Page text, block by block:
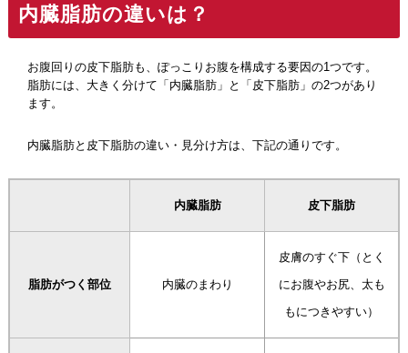
内臓脂肪の違いは？
お腹回りの皮下脂肪も、ぽっこりお腹を構成する要因の1つです。
脂肪には、大きく分けて「内臓脂肪」と「皮下脂肪」の2つがあり
ます。
内臓脂肪と皮下脂肪の違い・見分け方は、下記の通りです。
内臓脂肪 皮下脂肪
脂肪がつく部位 内臓のまわり
皮膚のすぐ下（とく
にお腹やお尻、太も
もにつきやすい）